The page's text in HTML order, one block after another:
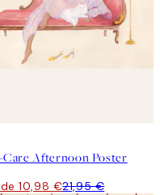
Care Afternoon Poster
10,98 €21,95 €